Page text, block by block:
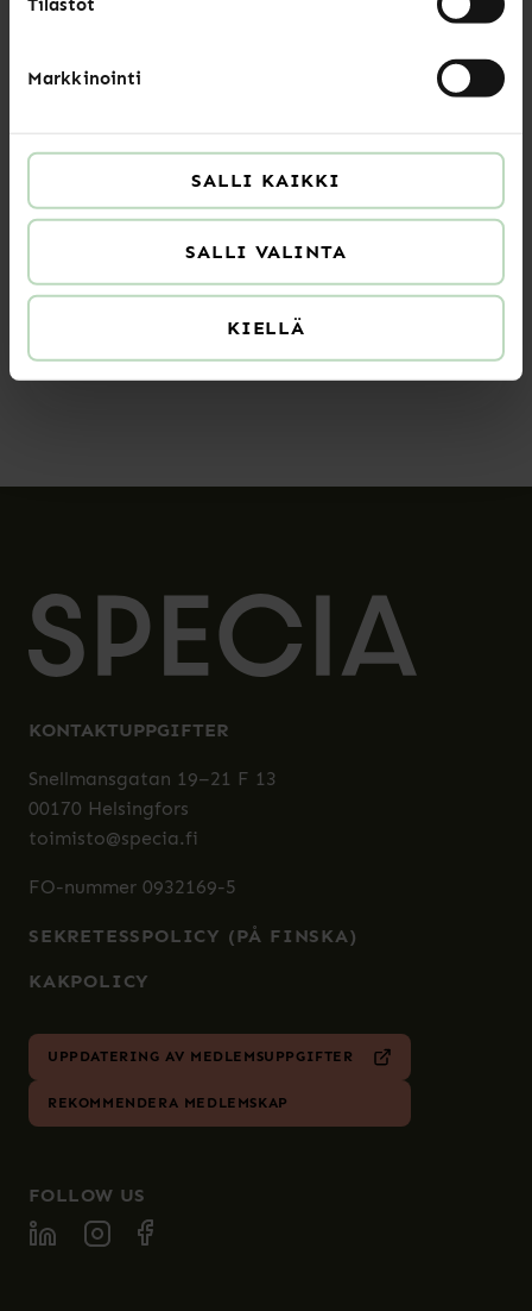
Tilastot
Markkinointi
SALLI KAIKKI
SALLI VALINTA
KIELLÄ
Ta i bruk e-faktura för medlemsavgiften
READ MORE
Specias kontoret är stängt 23.12.2025–
7.1.2026
KONTAKTUPPGIFTER
Snellmansgatan 19–21 F 13
00170 Helsingfors
toimisto@specia.fi
FO-nummer 0932169-5
SEKRETESSPOLICY (PÅ FINSKA)
KAKPOLICY
UPPDATERING AV MEDLEMSUPPGIFTER
REKOMMENDERA MEDLEMSKAP
FOLLOW US
FOLLOW SPECIA ON LINKEDIN
FOLLOW SPECIA ON INSTAGRAM
FOLLOW SPECIA ON FACEBOOK